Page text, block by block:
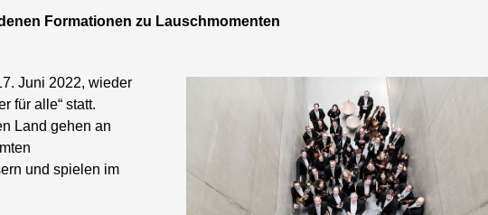
Formationen zu Lauschmomenten
Juni 2022, wieder
für alle“ statt.
Land gehen an
und spielen im